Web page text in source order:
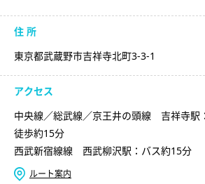
住 所
東京都武蔵野市吉祥寺北町3-3-1
アクセス
中央線／総武線／京王井の頭線 吉祥寺駅
徒歩約15分
西武新宿線線 西武柳沢駅：バス約15分
ルート案内